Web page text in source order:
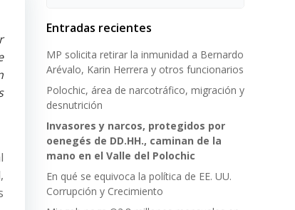
Entradas recientes
MP solicita retirar la inmunidad a Bernardo
Arévalo, Karin Herrera y otros funcionarios
Polochic, área de narcotráfico, migración y
desnutrición
Invasores y narcos, protegidos por
oenegés de DD.HH., caminan de la
mano en el Valle del Polochic
En qué se equivoca la política de EE. UU.
Corrupción y Crecimiento